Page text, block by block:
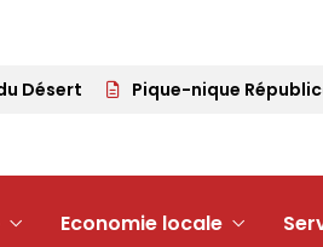
Pique-nique Républicain
Economie locale